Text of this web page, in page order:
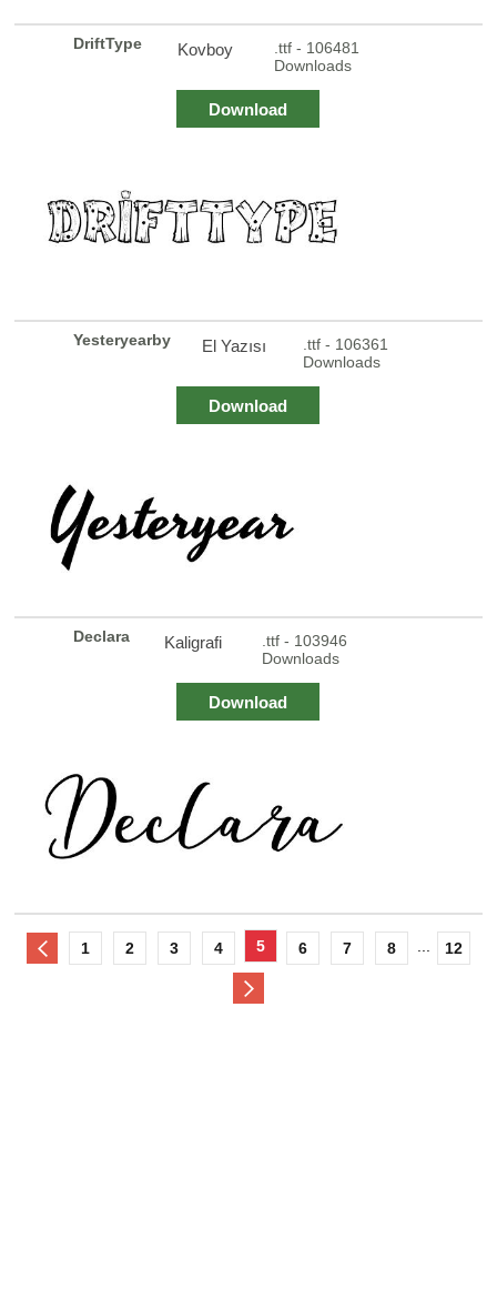
DriftType Kovboy
.ttf - 106481
Downloads
Download
Yesteryearby El Yazısı
.ttf - 106361
Downloads
Download
Declara Kaligrafi
.ttf - 103946
Downloads
Download
1 2 3 4 5 6 7 8 12